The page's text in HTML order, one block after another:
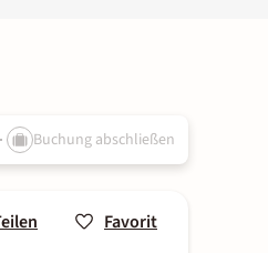
Buchung abschließen
Favorit